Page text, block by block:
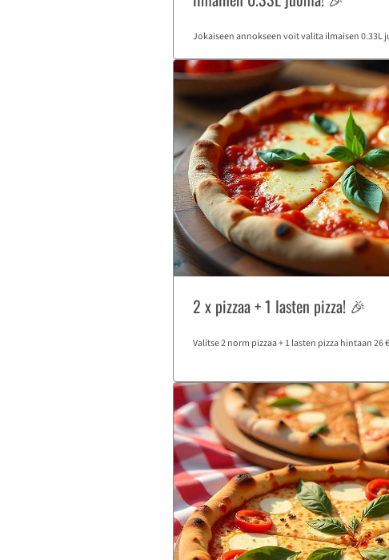
Jokaiseen annokseen voit valita ilmaisen 0.33L
2 x pizzaa + 1 lasten pizza! 🎉
Valitse 2 norm pizzaa + 1 lasten pizza hintaan 26